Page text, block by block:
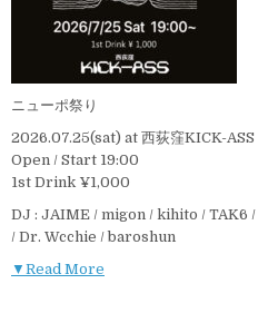
ニューポ祭り
2026.07.25(sat) at 西荻窪KICK-ASS
Open / Start 19:00
1st Drink ¥1,000
DJ : JAIME / migon / kihito / TAK6
/ Dr. Wcchie / baroshun
▼Read More